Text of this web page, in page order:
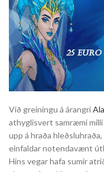
Við greiningu á árangri
athyglisvert samræmi
upp á hraða
einfaldar notendavænt
Hins vegar hafa sumir